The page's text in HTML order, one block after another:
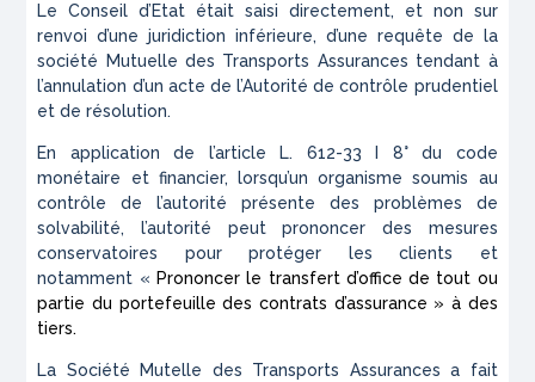
Le Conseil d’Etat était saisi directement, et non sur
renvoi d’une juridiction inférieure, d’une requête de la
société Mutuelle des Transports Assurances tendant à
l’annulation d’un acte de l’Autorité de contrôle prudentiel
et de résolution.
En application de l’article L. 612-33 I 8° du code
monétaire et financier, lorsqu’un organisme soumis au
contrôle de l’autorité présente des problèmes de
solvabilité, l’autorité peut prononcer des mesures
conservatoires pour protéger les clients et
notamment « Prononcer le transfert d’office de tout ou
partie du portefeuille des contrats d’assurance » à des
tiers.
La Société Mutelle des Transports Assurances a fait